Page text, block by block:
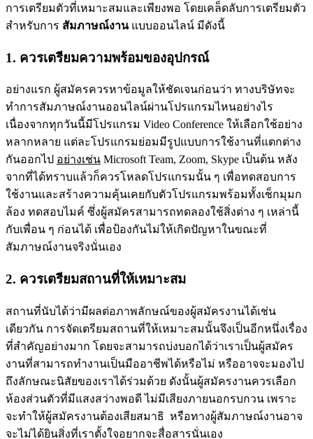
การเตรียมตัวที่เหมาะสมและเพียงพอ โดยเคล็ดลับการเตรียมตัว
สำหรับการ สัมภาษณ์งาน แบบออนไลน์ มีดังนี้
1. ควรเตรียมความพร้อมของอุปกรณ์
อย่างแรก ผู้สมัครควรหาข้อมูลให้ชัดเจนก่อนว่า ทางบริษัทจะ
ทำการสัมภาษณ์งานออนไลน์ผ่านโปรแกรมไหนอย่างไร
เนื่องจากทุกวันนี้มีโปรแกรม Video Conference ให้เลือกใช้อย่าง
หลากหลาย แต่ละโปรแกรมย่อมมีรูปแบบการใช้งานที่แตกต่าง
กันออกไป อย่างเช่น Microsoft Team, Zoom, Skype เป็นต้น หลัง
จากที่ได้ทราบแล้วก็ควรโหลดโปรแกรมนั้น ๆ เพื่อทดสอบการ
ใช้งานและสร้างความคุ้นเคยกับตัวโปรแกรมพร้อมทั้งเช็กมุมก
ล้อง ทดสอบไมค์ ซึ่งผู้สมัครสามารถทดลองใช้สิ่งต่าง ๆ เหล่านี้
กับเพื่อน ๆ ก่อนได้ เพื่อป้องกันไม่ให้เกิดปัญหาในขณะที่
สัมภาษณ์งานจริงนั่นเอง
2. ควรเตรียมสถานที่ให้เหมาะสม
สถานที่นับได้ว่ามีผลต่อภาพลักษณ์ของผู้สมัครงานได้เช่น
เดียวกัน การจัดเตรียมสถานที่ให้เหมาะสมนั้นจึงเป็นอีกหนึ่งเรื่อง
ที่สำคัญอย่างมาก โดยจะสามารถบ่งบอกได้ว่าเราเป็นผู้สมัคร
งานที่สามารถทำงานเป็นมืออาชีพได้หรือไม่ หรืออาจจะมองไป
ถึงลักษณะนิสัยของเราได้ร่วมด้วย ดังนั้นผู้สมัครงานควรเลือก
ห้องส่วนตัวที่มีแสงสว่างพอดี ไม่มีเสียงภายนอกรบกวน เพราะ
จะทำให้ผู้สมัครงานต้องเสียสมาธิ หรือทางผู้สัมภาษณ์งานอาจ
จะไม่ได้ยินสิ่งที่เราตั้งใจอยากจะสื่อสารนั่นเอง